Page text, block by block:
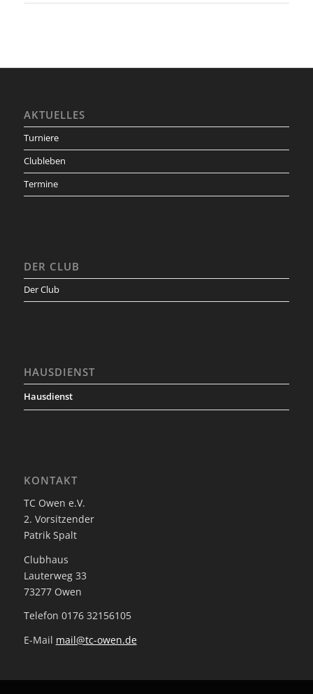
AKTUELLES
Turniere
Clubleben
Termine
DER CLUB
Der Club
HAUSDIENST
Hausdienst
KONTAKT
TC Owen e.V.
2. Vorsitzender
Patrik Spalt
Clubhaus
Lauterweg 33
73277 Owen
Telefon 0176 32156105
E-Mail mail@tc-owen.de